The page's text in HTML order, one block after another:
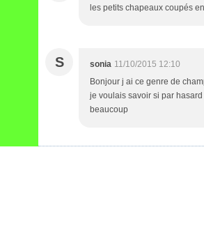
les petits chapeaux coupés
S sonia 11/10/2015 12:10
Bonjour j ai ce genre de
je voulais savoir si par
beaucoup